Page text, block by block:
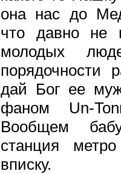
она нас до
что давно не
молодых
порядочности
дай Бог ее
фаном Un-
Вообщем
станция
вписку.